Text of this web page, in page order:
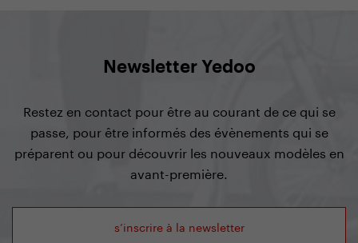
Newsletter Yedoo
Restez en contact pour être au courant de ce qui se
passe, pour être informés des évènements qui se
préparent ou pour découvrir les nouveaux modèles en
avant-première.
s’inscrire à la newsletter